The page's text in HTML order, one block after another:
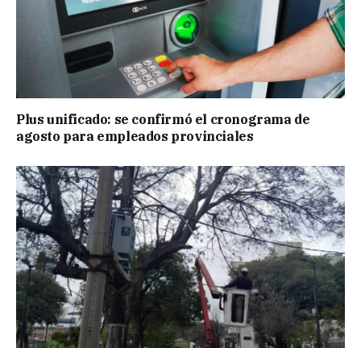
Plus unificado: se confirmó el cronograma de
agosto para empleados provinciales